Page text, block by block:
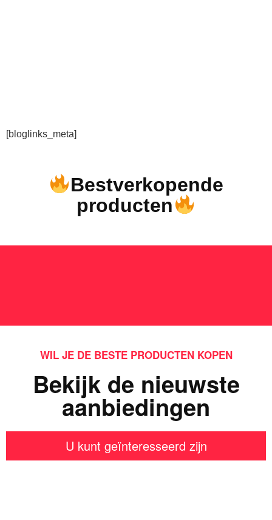
[bloglinks_meta]
Bestverkopende
producten
WIL JE DE BESTE PRODUCTEN KOPEN
Bekijk de nieuwste
aanbiedingen
U kunt geïnteresseerd zijn